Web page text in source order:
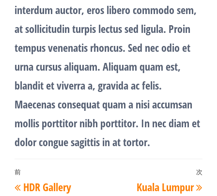
interdum auctor, eros libero commodo sem,
at sollicitudin turpis lectus sed ligula. Proin
tempus venenatis rhoncus. Sed nec odio et
urna cursus aliquam. Aliquam quam est,
blandit et viverra a, gravida ac felis.
Maecenas consequat quam a nisi accumsan
mollis porttitor nibh porttitor. In nec diam et
dolor congue sagittis in at tortor.
投
稿
過
前
HDR Gallery
次
次
Kuala Lumpur